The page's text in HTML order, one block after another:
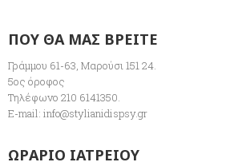
ΠΟΥ ΘΑ ΜΑΣ ΒΡΕΙΤΕ
Γράμμου 61-63, Μαρούσι 151 24.
5ος όροφος
Τηλέφωνο 210 6141350.
E-mail: info@stylianidispsy.gr
ΩΡΑΡΙΟ ΙΑΤΡΕΙΟΥ